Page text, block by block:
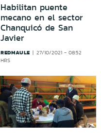
Habilitan puente
mecano en el sector
Chanquicó de San
Javier
REDMAULE
27/10/2021 - 08:52
HRS